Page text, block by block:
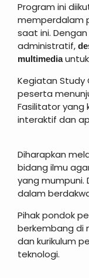
Program ini
memperdalam
saat ini.
administratif,
multimedia
Kegiatan Study
peserta
Fasilitator
interaktif dan
Diharapkan
bidang ilmu
yang mumpuni.
dalam
Pihak pondok
berkembang di
dan kurikulum
teknologi.